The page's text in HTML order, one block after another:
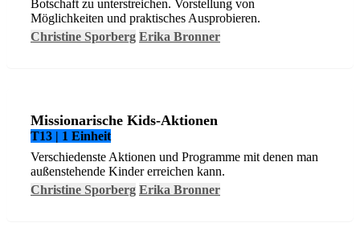
Botschaft zu unterstreichen. Vorstellung von
Möglichkeiten und praktisches Ausprobieren.
Christine Sporberg Erika Bronner
Missionarische Kids-Aktionen
T13 | 1 Einheit
Verschiedenste Aktionen und Programme mit denen man
außenstehende Kinder erreichen kann.
Christine Sporberg Erika Bronner